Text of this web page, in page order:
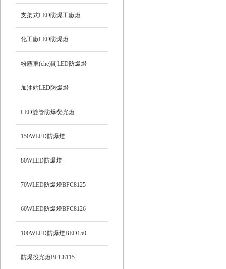
支架式LED防爆工廠燈
化工廠LED防爆燈
粉塵車(chē)間LED防爆燈
加油站LED防爆燈
LED雙管防爆熒光燈
150WLED防爆燈
80WLED防爆燈
70WLED防爆燈BFC8125
60WLED防爆燈BFC8126
100WLED防爆燈BED150
防爆投光燈BFC8115